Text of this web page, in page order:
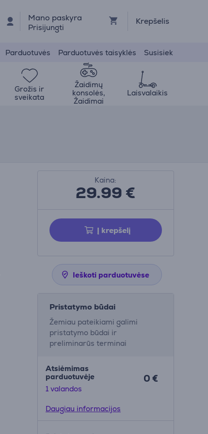
Mano paskyra
Prisijungti
Krepšelis
Parduotuvės Parduotuvės taisyklės Susisiek
Grožis ir
sveikata
Žaidimų
konsolės,
Žaidimai
Laisvalaikis
Kaina:
29.99€
Į krepšelį
Ieškoti parduotuvėse
Pristatymo būdai
Žemiau pateikiami galimi
pristatymo būdai ir
preliminarūs terminai
Atsiėmimas
parduotuvėje
1 valandos
0 €
Daugiau informacijos